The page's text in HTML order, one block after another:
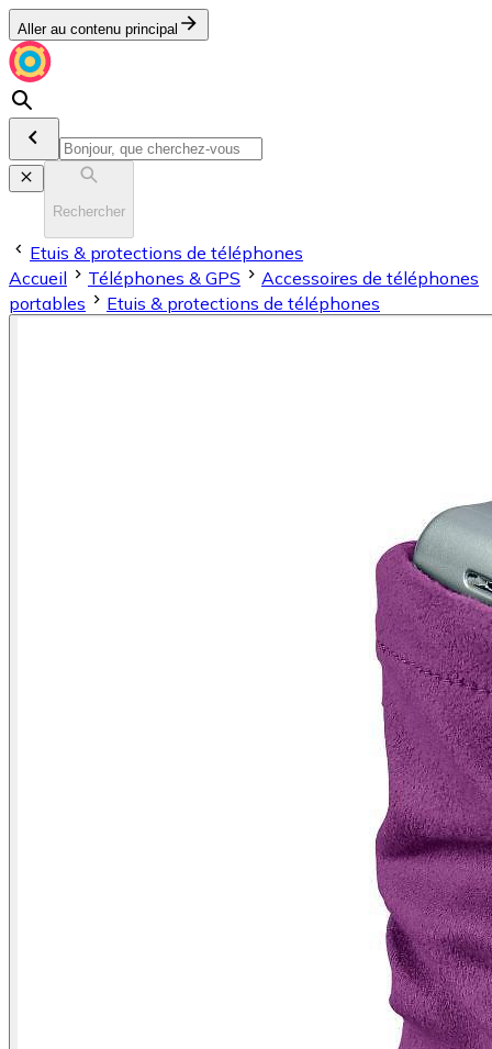
Aller au contenu principal
Rechercher
Etuis & protections de téléphones
Accueil
Téléphones & GPS
Accessoires de téléphones
portables
Etuis & protections de téléphones